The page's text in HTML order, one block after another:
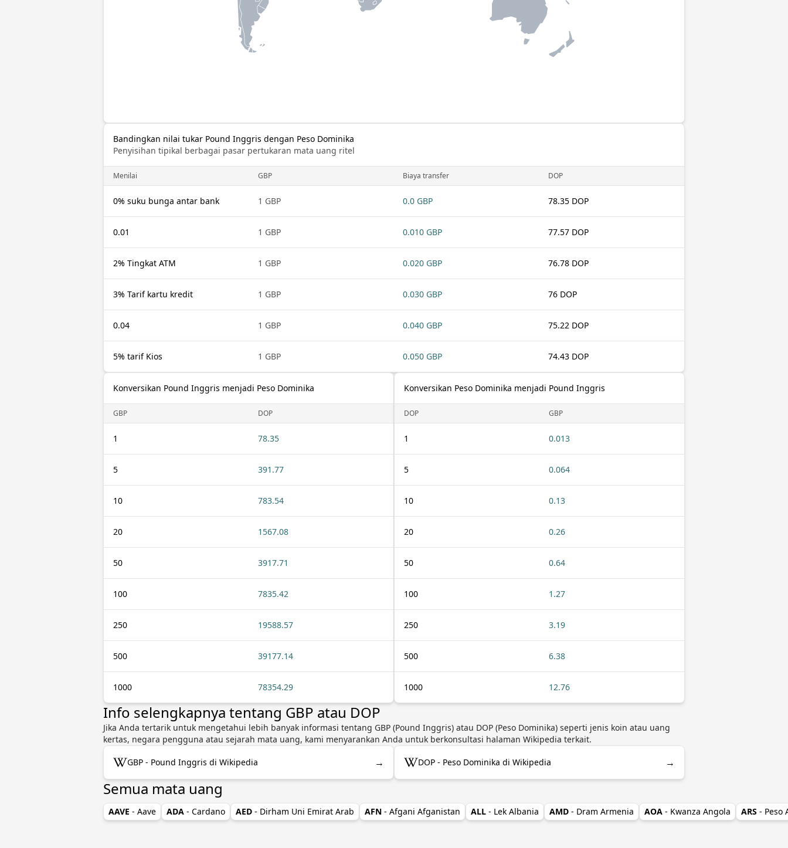
Bandingkan nilai tukar Pound Inggris dengan Peso Dominika
Penyisihan tipikal berbagai pasar pertukaran mata uang ritel
Menilai GBP Biaya transfer DOP
0% suku bunga antar bank 1 GBP 0.0 GBP 78.35 DOP
0.01 1 GBP 0.010 GBP 77.57 DOP
2% Tingkat ATM 1 GBP 0.020 GBP 76.78 DOP
3% Tarif kartu kredit 1 GBP 0.030 GBP 76 DOP
0.04 1 GBP 0.040 GBP 75.22 DOP
5% tarif Kios 1 GBP 0.050 GBP 74.43 DOP
Konversikan Pound Inggris menjadi Peso Dominika
GBP DOP
1 78.35
5 391.77
10 783.54
20 1567.08
50 3917.71
100 7835.42
250 19588.57
500 39177.14
1000 78354.29
Konversikan Peso Dominika menjadi Pound Inggris
DOP GBP
1 0.013
5 0.064
10 0.13
20 0.26
50 0.64
100 1.27
250 3.19
500 6.38
1000 12.76
Info selengkapnya tentang GBP atau DOP
Jika Anda tertarik untuk mengetahui lebih banyak informasi tentang GBP (Pound Inggris) atau DOP (Peso Dominika) seperti jenis koin atau uang
kertas, negara pengguna atau sejarah mata uang, kami menyarankan Anda untuk berkonsultasi halaman Wikipedia terkait.
GBP - Pound Inggris di Wikipedia → DOP - Peso Dominika di Wikipedia →
Semua mata uang
AAVE - Aave ADA - Cardano AED - Dirham Uni Emirat Arab AFN - Afgani Afganistan ALL - Lek Albania AMD - Dram Armenia AOA - Kwanza Angola ARS - Peso